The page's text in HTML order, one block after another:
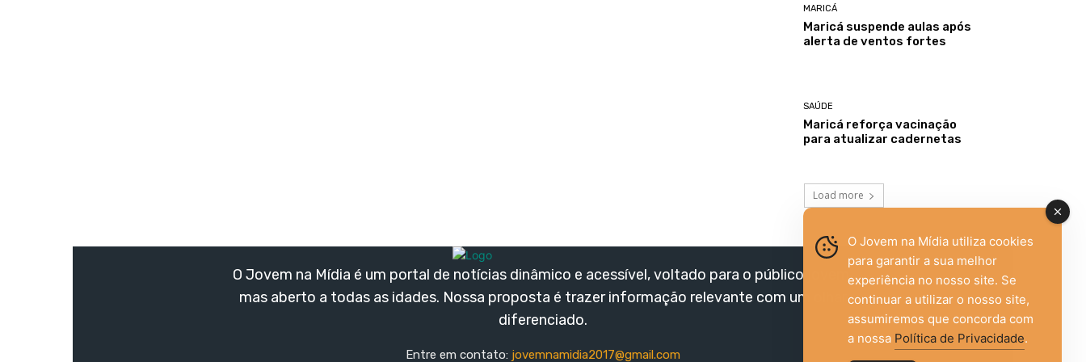
MARICÁ
Maricá suspende aulas após
alerta de ventos fortes
SAÚDE
Maricá reforça vacinação
para atualizar cadernetas
Load more
O Jovem na Mídia é um portal de notícias dinâmico e acessível, voltado para o público jovem,
mas aberto a todas as idades. Nossa proposta é trazer informação relevante com um olhar
diferenciado.
Entre em contato: jovemnamidia2017@gmail.com
O Jovem na Mídia utiliza cookies
para garantir a sua melhor
experiência no nosso site. Se
continuar a utilizar o nosso site,
assumiremos que concorda com
a nossa Política de Privacidade.